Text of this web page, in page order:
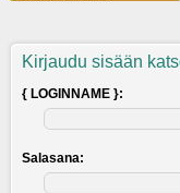
Kirjaudu sisään
{ LOGINNAME }:
Salasana: